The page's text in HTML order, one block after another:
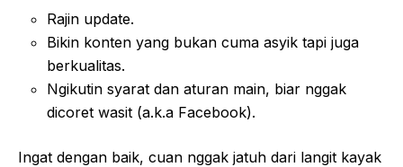
Rajin update.
Bikin konten yang bukan cuma asyik tapi juga
berkualitas.
Ngikutin syarat dan aturan main, biar nggak
dicoret wasit (a.k.a Facebook).
Ingat dengan baik, cuan nggak jatuh dari langit kayak